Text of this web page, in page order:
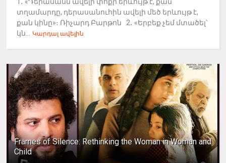
տղամարդը, դերասանուհին ավելի մեծ երևույթ է,
քան կինը»։ Ռիչարդ Բարթոն 2․ «Երբեք չեմ մտածել՝
կն...
Կարդալ ավելին
Frames of Silence: Rethinking the Woman in Woman and
Child